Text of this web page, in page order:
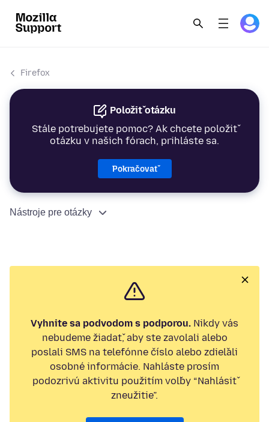
Firefox
Položiť otázku
Stále potrebujete pomoc? Ak chcete položiť
otázku v našich fórach, prihláste sa.
Pokračovať
Nástroje pre otázky
Vyhnite sa podvodom s podporou. Nikdy vás
nebudeme žiadať, aby ste zavolali alebo
poslali SMS na telefónne číslo alebo zdieľali
osobné informácie. Nahláste prosím
podozrivú aktivitu použitím voľby “Nahlásiť
zneužitie”.